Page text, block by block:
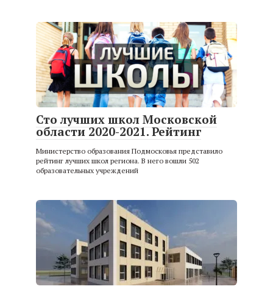
Сто лучших школ Московской
области 2020-2021. Рейтинг
Министерство образования Подмосковья представило
рейтинг лучших школ региона. В него вошли 502
образовательных учреждений